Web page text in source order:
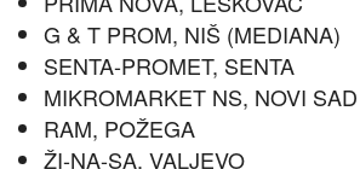
G & T PROM, NIŠ (MEDIANA)
SENTA-PROMET, SENTA
MIKROMARKET NS, NOVI SAD
RAM, POŽEGA
ŽI-NA-SA, VALJEVO